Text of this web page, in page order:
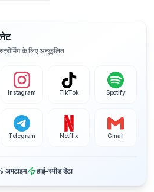
के लिए अनुकूलित
Instagram TikTok Spotify
Telegram Netflix Gmail
अपटाइम हाई-स्पीड डेटा